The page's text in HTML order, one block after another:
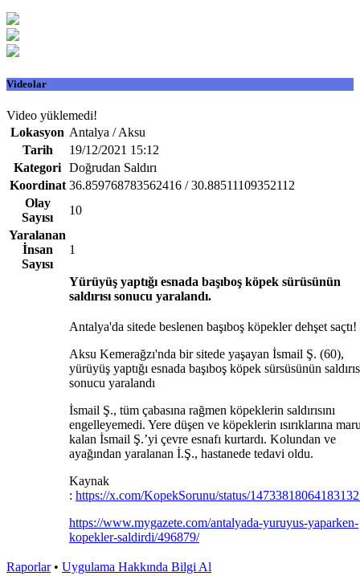
Videolar
Video yüklemedi!
Lokasyon Antalya / Aksu
Tarih
19/12/2021 15:12
Kategori Doğrudan Saldırı
Koordinat 36.859768783562416 / 30.88511109352112
Olay
Sayısı
10
Yaralanan
İnsan
Sayısı
1
Yürüyüş yaptığı esnada başıboş köpek sürüsünün
saldırısı sonucu yaralandı.
Antalya'da sitede beslenen başıboş köpekler dehşet saçtı!
Aksu Kemerağzı'nda bir sitede yaşayan İsmail Ş. (60),
yürüyüş yaptığı esnada başıboş köpek sürsüsünün
sonucu yaralandı
İsmail Ş., tüm çabasına rağmen köpeklerin saldırısını
engelleyemedi. Yere düşen ve köpeklerin ısırıklarına
kalan İsmail Ş.’yi çevre esnafı kurtardı. Kolundan ve
ayağından yaralanan İ.Ş., hastanede tedavi oldu.
Kaynak
: https://x.com/KopekSorunu/status/
https://www.mygazete.com/antalyada-yuruyus-yaparken-
kopekler-saldirdi/496879/
Raporlar • Uygulama Hakkında Bilgi Al